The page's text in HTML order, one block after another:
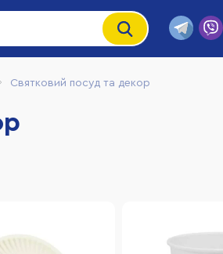
Святковий посуд та декор